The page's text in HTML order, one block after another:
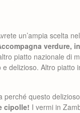
un’ampia scelta
verdure,
piatto nazionale di
delizioso. Altro piatto
perché questo
cipolle! I vermi in